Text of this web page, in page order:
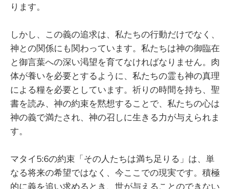
ります。
しかし、この義の追求は、私たちの行動だけでなく、
神との関係にも関わっています。私たちは神の御臨在
と御言葉への深い渇望を育てなければなりません。肉
体が養いを必要とするように、私たちの霊も神の真理
による糧を必要としています。祈りの時間を持ち、聖
書を読み、神の約束を黙想することで、私たちの心は
神の義で満たされ、神の召しに生きる力が与えられま
す。
マタイ5:6の約束「その人たちは満ち足りる」は、単
なる将来の希望ではなく、今ここでの現実です。積極
的に義を追い求めるとき、世が与えることのできない